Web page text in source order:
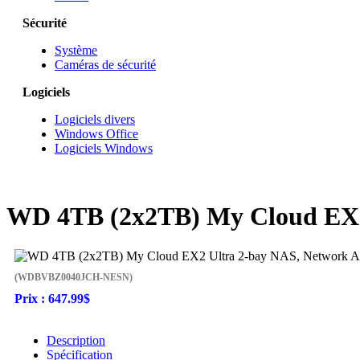
Sécurité
Système
Caméras de sécurité
Logiciels
Logiciels divers
Windows Office
Logiciels Windows
WD 4TB (2x2TB) My Cloud
(WDBVBZ0040JCH-NESN)
Prix : 647.99$
Description
Spécification